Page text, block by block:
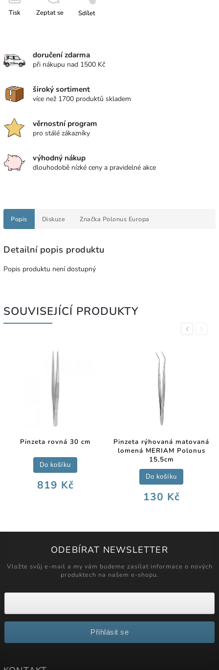
Tisk Zeptat se Sdílet
doručení zdarma
při nákupu nad 1500 Kč
široký sortiment
více než 1700 produktů skladem
věrnostní program
pro stálé zákazníky
výhodný nákup
dlouhodobě nízké ceny a pravidelné akce
Popis Diskuze Značka Polonus Europa
Detailní popis produktu
Popis produktu není dostupný
SOUVISEJÍCÍ PRODUKTY
Previous
Pinzeta rovná 30 cm
819 Kč
Do košíku
Pinzeta rýhovaná matovaná
lomená MERIAM Polonus
15,5cm
130 Kč
Do košíku
Next
ODEBÍRAT NEWSLETTER
Vložte svůj e-mail a my vám budeme zasílat informace o nových
produktech na našem e-shopu.
Přihlásit se